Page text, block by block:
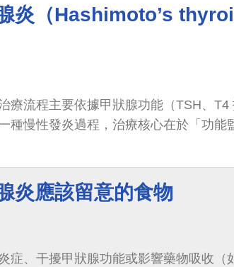
炎（Hashimoto’s
療流程主要依據甲狀腺功能（TSH、T4
種慢性發炎過程，治療核心在於「功能
炎應該留意的食物
症、干擾甲狀腺功能或影響藥物吸收（